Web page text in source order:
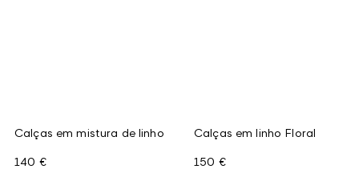
Calças em mistura de linho
140 €
Calças em linho Floral
150 €